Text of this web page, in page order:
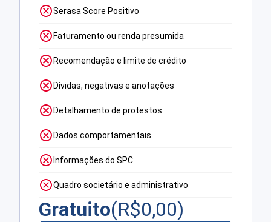
Serasa Score Positivo
Faturamento ou renda presumida
Recomendação e limite de crédito
Dívidas, negativas e anotações
Detalhamento de protestos
Dados comportamentais
Informações do SPC
Quadro societário e administrativo
Gratuito(R$0,00)